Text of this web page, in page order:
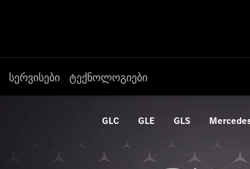
სერვისები ტექნოლოგიები
GLC GLE GLS